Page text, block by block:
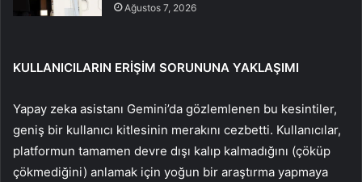
Ağustos 7, 2026
KULLANICILARIN ERİŞİM SORUNUNA YAKLAŞIMI
Yapay zeka asistanı Gemini’da gözlemlenen bu kesintiler,
geniş bir kullanıcı kitlesinin merakını cezbetti. Kullanıcılar,
platformun tamamen devre dışı kalıp kalmadığını (çöküp
çökmediğini) anlamak için yoğun bir araştırma yapmaya